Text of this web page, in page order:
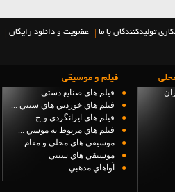
تولیدکنندگان با ما | عضویت و دانلود رایگان |
فيلم و موسيقي
●
فيلم هاي صنايع دستي
●
فيلم هاي خوردني هاي سنتي ...
●
فيلم هاي ايرانگردي و ج ...
●
فيلم هاي مربوط به موسي ...
●
موسيقي هاي محلي و مقام ...
●
موسيقي هاي سنتي
●
آواهاي مذهبي